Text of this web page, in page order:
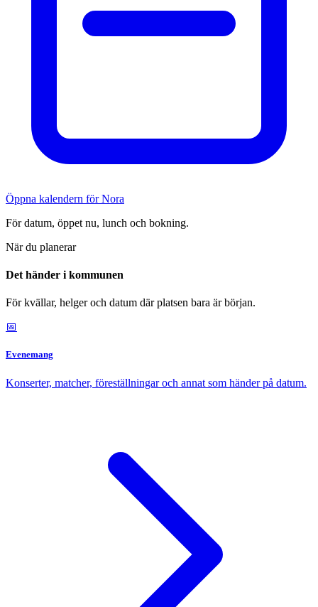
Öppna kalendern för Nora
För datum, öppet nu, lunch och bokning.
När du planerar
Det händer i kommunen
För kvällar, helger och datum där platsen bara är början.
📅
Evenemang
Konserter, matcher, föreställningar och annat som händer på datum.